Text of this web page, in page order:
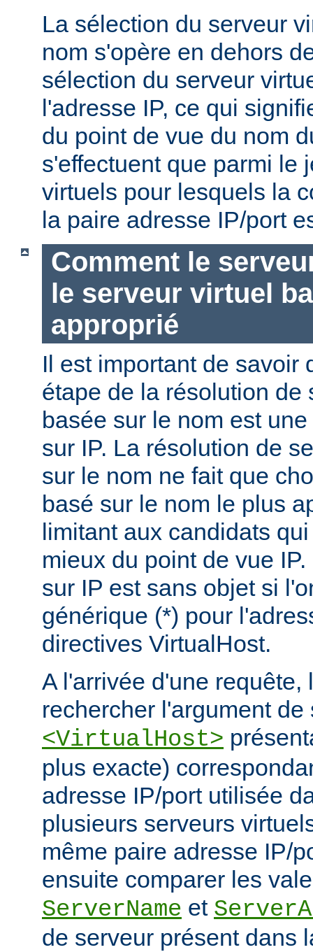
La sélection du serveur
nom s'opère en dehors
sélection du serveur
l'adresse IP, ce qui
du point de vue du nom
s'effectuent que parmi le
virtuels pour lesquels la
la paire adresse IP/port
Comment le
le serveur virtuel
approprié
Il est important de savoir
étape de la résolution de
basée sur le nom est
sur IP. La résolution de
sur le nom ne fait que
basé sur le nom le plus
limitant aux candidats
mieux du point de vue
sur IP est sans objet si
générique (*) pour
directives VirtualHost.
A l'arrivée d'une requête,
rechercher l'argument de
<VirtualHost>
plus exacte)
adresse IP/port utilisée
plusieurs serveurs
même paire adresse IP/
ensuite comparer les
ServerName et
de serveur présent dans